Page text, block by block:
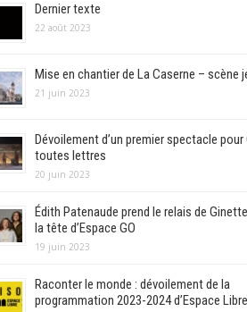
Dernier texte
22 août 2023
Mise en chantier de La Caserne – scène
21 juin 2023
Dévoilement d’un premier spectacle pour
toutes lettres
20 juin 2023
Édith Patenaude prend le relais de
la tête d’Espace GO
19 juin 2023
Raconter le monde : dévoilement de la
programmation 2023-2024 d’Espace Libre